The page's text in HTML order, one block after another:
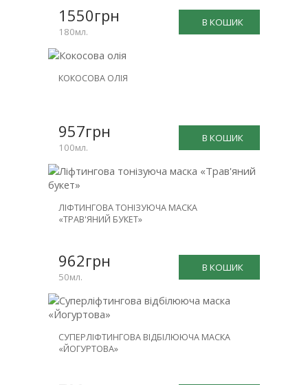
В КОШИК
1550грн
180мл.
КОКОСОВА ОЛІЯ
В КОШИК
957грн
100мл.
ЛІФТИНГОВА ТОНІЗУЮЧА МАСКА
«ТРАВ'ЯНИЙ БУКЕТ»
В КОШИК
962грн
50мл.
СУПЕРЛІФТИНГОВА ВІДБІЛЮЮЧА МАСКА
«ЙОГУРТОВА»